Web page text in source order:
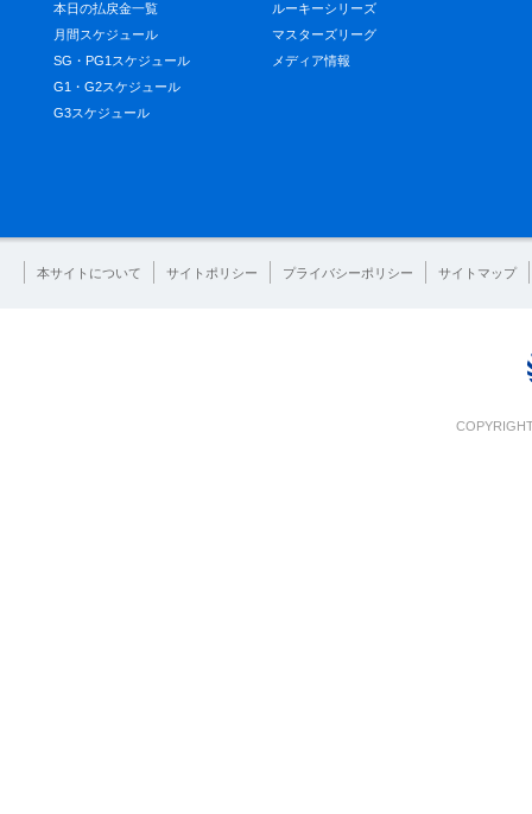
本日の払戻金一覧
月間スケジュール
SG・PG1スケジュール
G1・G2スケジュール
G3スケジュール
ルーキーシリーズ
マスターズリーグ
メディア情報
本サイトについて サイトポリシー プライバシーポリシー サイトマップ